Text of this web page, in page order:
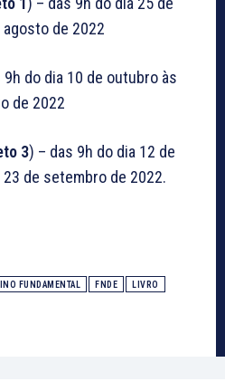
de 2022
9h do dia 10 de outubro às
de 2022
3) – das 9h do dia 12 de
de setembro de 2022.
FUNDAMENTAL FNDE LIVRO